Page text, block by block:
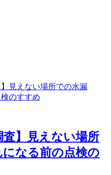
査】見えない場所
なる前の点検の